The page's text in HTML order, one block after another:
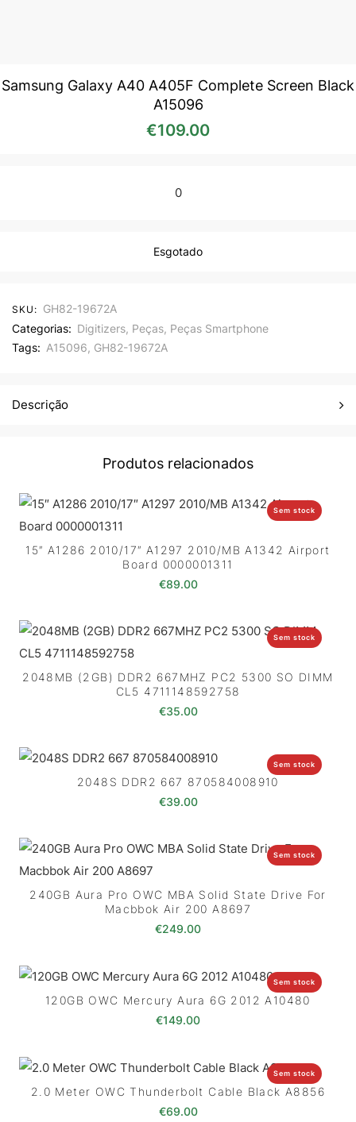
Samsung Galaxy A40 A405F Complete Screen Black
A15096
€109.00
0
Esgotado
SKU: GH82-19672A
Categorias: Digitizers, Peças, Peças Smartphone
Tags: A15096, GH82-19672A
Descrição
Produtos relacionados
Sem stock
15″ A1286 2010/17″ A1297 2010/MB A1342 Airport
Board 0000001311
€89.00
Sem stock
2048MB (2GB) DDR2 667MHZ PC2 5300 SO DIMM
CL5 4711148592758
€35.00
Sem stock
2048S DDR2 667 870584008910
€39.00
Sem stock
240GB Aura Pro OWC MBA Solid State Drive For
Macbbok Air 200 A8697
€249.00
Sem stock
120GB OWC Mercury Aura 6G 2012 A10480
€149.00
Sem stock
2.0 Meter OWC Thunderbolt Cable Black A8856
€69.00